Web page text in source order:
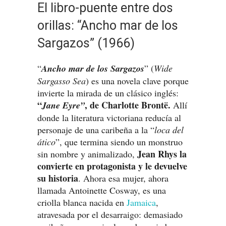
El libro-puente entre dos
orillas: “Ancho mar de los
Sargazos” (1966)
“Ancho mar de los Sargazos” (Wide
Sargasso Sea) es una novela clave porque
invierte la mirada de un clásico inglés:
“Jane Eyre”, de Charlotte Brontë. Allí
donde la literatura victoriana reducía al
personaje de una caribeña a la “loca del
ático”, que termina siendo un monstruo
sin nombre y animalizado, Jean Rhys la
convierte en protagonista y le devuelve
su historia. Ahora esa mujer, ahora
llamada Antoinette Cosway, es una
criolla blanca nacida en Jamaica,
atravesada por el desarraigo: demasiado